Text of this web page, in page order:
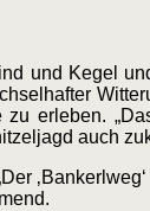
und Kegel
erleben.
auch